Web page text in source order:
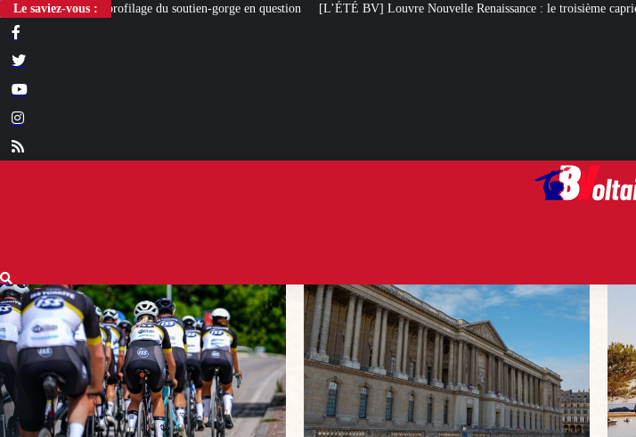
Le saviez-vous :
du soutien-gorge en question [L’ÉTÉ BV] Louvre Nouvelle Renaissance : le troisième caprice patrimonial de Macron